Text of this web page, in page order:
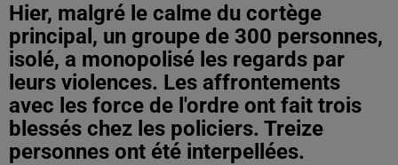
Hier, malgré le calme du cortège
principal, un groupe de 300 personnes,
isolé, a monopolisé les regards par
leurs violences. Les affrontements
avec les force de l'ordre ont fait trois
blessés chez les policiers. Treize
personnes ont été interpellées.